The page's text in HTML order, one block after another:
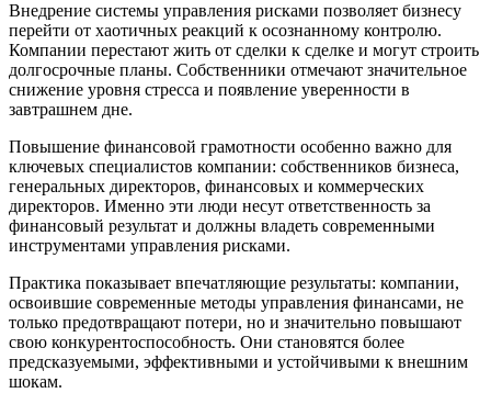
Внедрение системы управления рисками позволяет бизнесу
перейти от хаотичных реакций к осознанному контролю.
Компании перестают жить от сделки к сделке и могут строить
долгосрочные планы. Собственники отмечают значительное
снижение уровня стресса и появление уверенности в
завтрашнем дне.
Повышение финансовой грамотности особенно важно для
ключевых специалистов компании: собственников бизнеса,
генеральных директоров, финансовых и коммерческих
директоров. Именно эти люди несут ответственность за
финансовый результат и должны владеть современными
инструментами управления рисками.
Практика показывает впечатляющие результаты: компании,
освоившие современные методы управления финансами, не
только предотвращают потери, но и значительно повышают
свою конкурентоспособность. Они становятся более
предсказуемыми, эффективными и устойчивыми к внешним
шокам.